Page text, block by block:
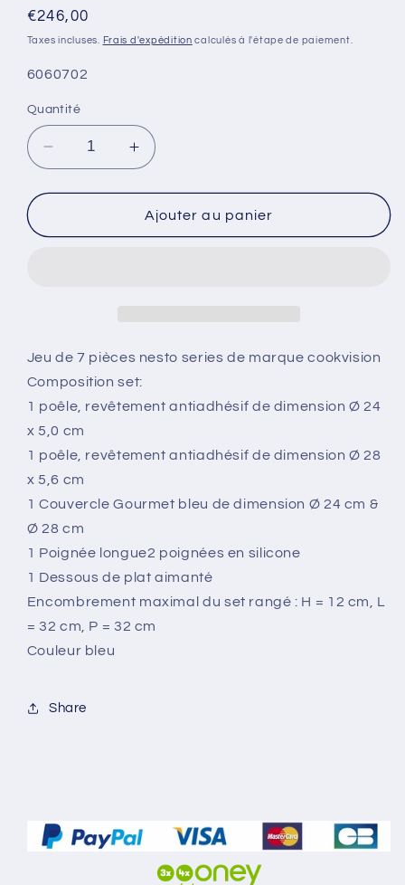
Prix
habituel
€246,00
Taxes incluses. Frais d'expédition calculés à l'étape de paiement.
SKU:
6060702
Quantité
Réduire
la
quantité
Jeu
bleu
Augmenter
la
quantité
de
Jeu
bleu
Ajouter au panier
Jeu de 7 pièces nesto series de marque cookvision
Composition set:
1 poêle, revêtement antiadhésif de dimension Ø 24
x 5,0 cm
1 poêle, revêtement antiadhésif de dimension Ø 28
x 5,6 cm
1 Couvercle Gourmet bleu de dimension Ø 24 cm &
Ø 28 cm
1 Poignée longue2 poignées en silicone
1 Dessous de plat aimanté
Encombrement maximal du set rangé : H = 12 cm, L
= 32 cm, P = 32 cm
Couleur bleu
Share